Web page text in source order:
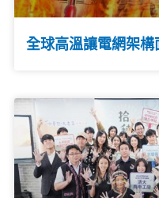
全球高溫讓電網架構